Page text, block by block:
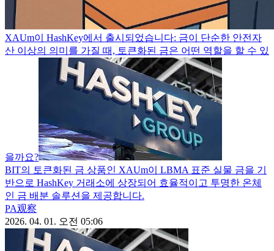
XAUm이 HashKey에서 출시되었습니다: 금이 단순한 안전자
산 이상의 의미를 가질 때, 토큰화된 금은 어떤 역할을 할 수 있
을까요?
BIT의 토큰화된 금 상품인 XAUm이 LBMA 표준 실물 금을 기
반으로 HashKey 거래소에 상장되어 효율적이고 투명한 온체
인 금 배분 솔루션을 제공합니다.
PA观察
2026. 04. 01. 오전 05:06